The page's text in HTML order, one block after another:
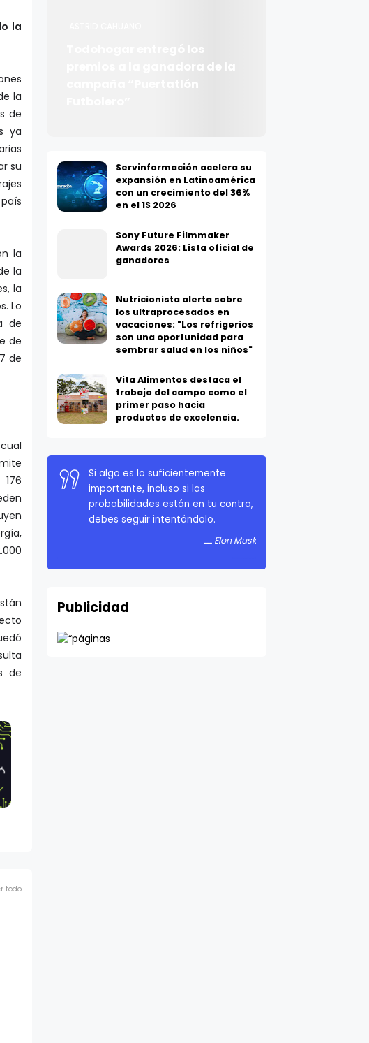
la
la
de
ya
su
la
la
la
Lo
de
de
de
de
todo
Todohogar entregó los
premios a la ganadora de la
Servinformación acelera su
expansión en Latinoamérica
con un crecimiento del 36%
en el 1S 2026
Sony Future Filmmaker
Awards 2026: Lista oficial de
ganadores
Nutricionista alerta sobre
los ultraprocesados en
vacaciones: "Los refrigerios
son una oportunidad para
sembrar salud en los niños"
Vita Alimentos destaca el
trabajo del campo como el
primer paso hacia
productos de excelencia.
Si algo es lo suficientemente
importante, incluso si las
probabilidades están en tu contra,
debes seguir intentándolo.
Elon Musk
Publicidad